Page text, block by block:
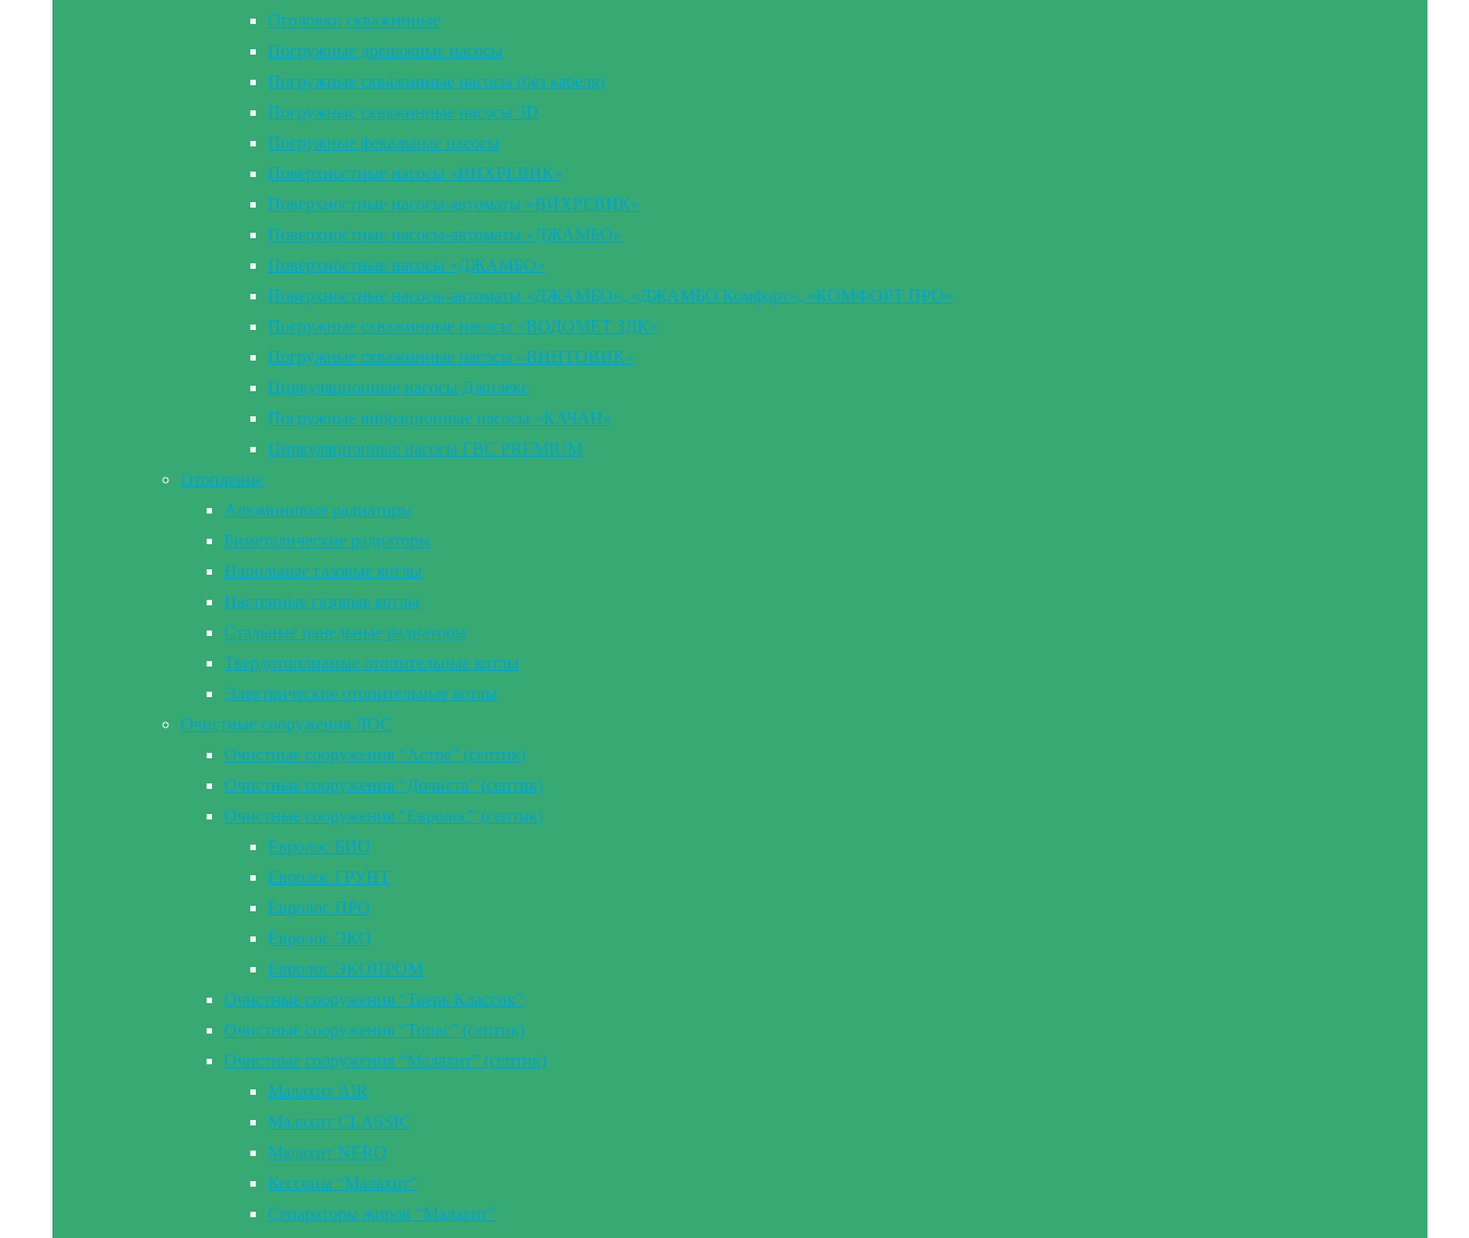
Оголовки скважинные
Погружные дренажные насосы
Погружные скважинные насосы (без кабеля)
Погружные скважинные насосы 3D
Погружные фекальные насосы
Поверхностные насосы «ВИХРЕВИК»
Поверхностные насосы-автоматы «ВИХРЕВИК»
Поверхностные насосы-автоматы «ДЖАМБО»
Поверхностные насосы «ДЖАМБО»
Поверхностные насосы-автоматы «ДЖАМБО», «ДЖАМБО Комфорт», «КОМФОРТ ПРО»
Погружные скважинные насосы «ВОДОМЕТ 3ДК»
Погружные скважинные насосы «ВИНТОВИК»
Циркуляционные насосы Джилекс
Погружные вибрационные насосы «КАЧАН»
Циркуляционные насосы ГВС PREMIUM
Отопление
Алюминивые радиаторы
Биметалические радиаторы
Напольные газовые котлы
Настенные газовые котлы
Стальные панельные радиаторы
Твердотопливные отопительные котлы
Электрические отопительные котлы
Очистные сооружения ЛОС
Очистные сооружения “Астра” (септик)
Очистные сооружения “Дочиста” (септик)
Очистные сооружения “Евролос” (септик)
Евролос БИО
Евролос ГРУНТ
Евролос ПРО
Евролос ЭКО
Евролос ЭКОПРОМ
Очистные сооружения “Тверь Классик”
Очистные сооружения “Топас” (септик)
Очистные сооружения “Малахит” (септик)
Малахит AIR
Малахит CLASSIC
Малахит NERO
Кессоны “Малахит”
Сепараторы жиров “Малахит”